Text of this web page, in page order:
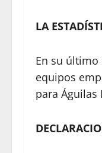
LA
En su último
equipos
para Águilas